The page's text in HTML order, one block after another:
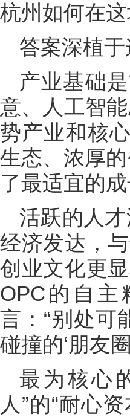
杭州如何在
答案深植
产业基础
意、人工智
势产业和核
生态、浓厚
了最适宜的
活跃的人
经济发达，
创业文化更
OPC的自
言：“别处可
碰撞的‘朋友圈
最为核心
人”的“耐心